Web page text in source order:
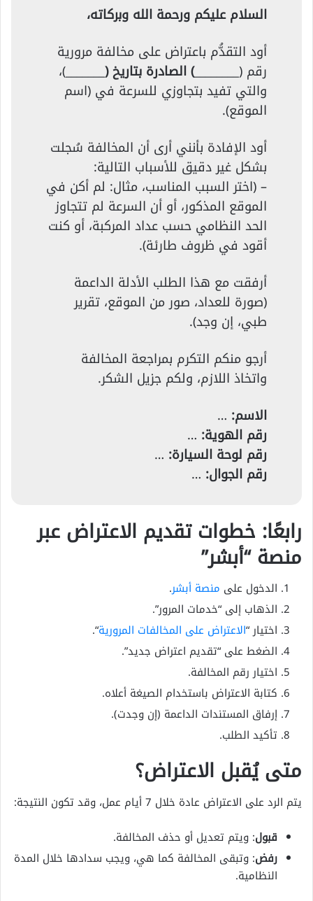
السلام عليكم ورحمة الله وبركاته،
أود التقدُّم باعتراض على مخالفة مرورية
رقم (________) الصادرة بتاريخ (_______)،
والتي تفيد بتجاوزي للسرعة في (اسم
الموقع).
أود الإفادة بأنني أرى أن المخالفة سُجلت
بشكل غير دقيق للأسباب التالية:
– (اختر السبب المناسب، مثال: لم أكن في
الموقع المذكور، أو أن السرعة لم تتجاوز
الحد النظامي حسب عداد المركبة، أو كنت
أقود في ظروف طارئة).
أرفقت مع هذا الطلب الأدلة الداعمة
(صورة للعداد، صور من الموقع، تقرير
طبي، إن وجد).
أرجو منكم التكرم بمراجعة المخالفة
واتخاذ اللازم، ولكم جزيل الشكر.
الاسم: …
رقم الهوية: …
رقم لوحة السيارة: …
رقم الجوال: …
رابعًا: خطوات تقديم الاعتراض عبر
منصة “أبشر”
الدخول على منصة أبشر.
الذهاب إلى “خدمات المرور”.
اختيار “الاعتراض على المخالفات المرورية“.
الضغط على “تقديم اعتراض جديد”.
اختيار رقم المخالفة.
كتابة الاعتراض باستخدام الصيغة أعلاه.
إرفاق المستندات الداعمة (إن وجدت).
تأكيد الطلب.
متى يُقبل الاعتراض؟
يتم الرد على الاعتراض عادة خلال 7 أيام عمل، وقد تكون النتيجة:
قبول: ويتم تعديل أو حذف المخالفة.
رفض: وتبقى المخالفة كما هي، ويجب سدادها خلال المدة
النظامية.